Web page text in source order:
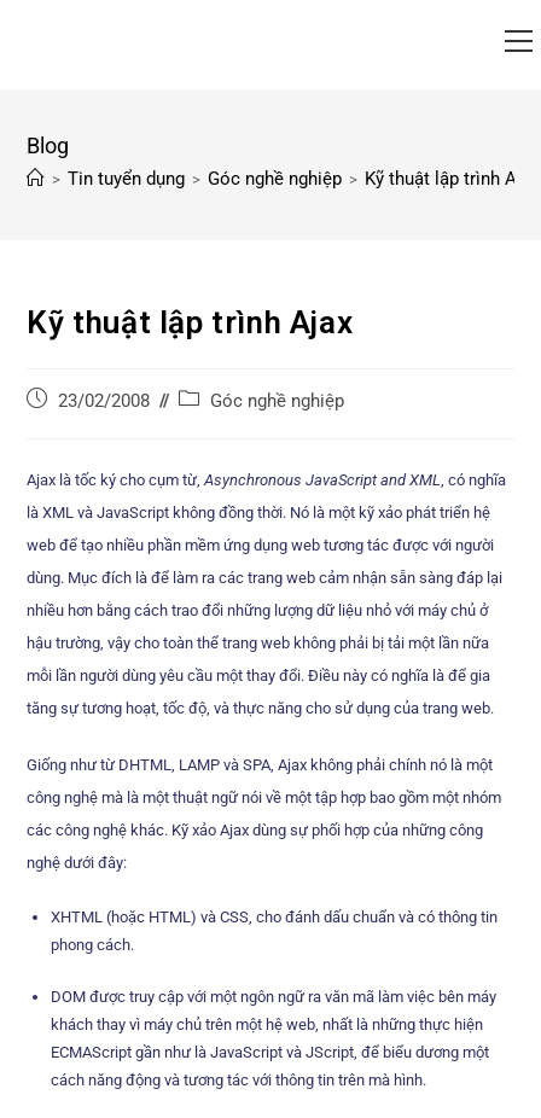
Blog
> Tin tuyển dụng > Góc nghề nghiệp > Kỹ thuật lập trình Ajax
Kỹ thuật lập trình Ajax
23/02/2008 Góc nghề nghiệp
Ajax là tốc ký cho cụm từ,Asynchronous JavaScript and XML, có nghĩa
là XML và JavaScript không đồng thời. Nó là một kỹ xảo phát triển hệ
web để tạo nhiều phần mềm ứng dụng web tương tác được với người
dùng. Mục đích là để làm ra các trang web cảm nhận sẵn sàng đáp lại
nhiều hơn bằng cách trao đổi những lượng dữ liệu nhỏ với máy chủ ở
hậu trường, vậy cho toàn thể trang web không phải bị tải một lần nữa
mỗi lần người dùng yêu cầu một thay đổi. Điều này có nghĩa là để gia
tăng sự tương hoạt, tốc độ, và thực năng cho sử dụng của trang web.
Giống như từ DHTML, LAMP và SPA, Ajax không phải chính nó là một
công nghệ mà là một thuật ngữ nói về một tập hợp bao gồm một nhóm
các công nghệ khác. Kỹ xảo Ajax dùng sự phối hợp của những công
nghệ dưới đây:
XHTML (hoặc HTML) và CSS, cho đánh dấu chuẩn và có thông tin
phong cách.
DOM được truy cập với một ngôn ngữ ra văn mã làm việc bên máy
khách thay vì máy chủ trên một hệ web, nhất là những thực hiện
ECMAScript gần như là JavaScript và JScript, để biểu dương một
cách năng động và tương tác với thông tin trên mà hình.